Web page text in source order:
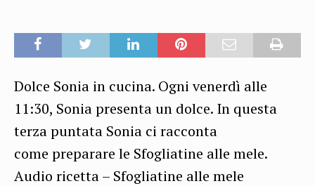
Dolce Sonia in cucina. Ogni venerdì alle
11:30, Sonia presenta un dolce. In questa
terza puntata Sonia ci racconta
come preparare le Sfogliatine alle mele.
Audio ricetta – Sfogliatine alle mele